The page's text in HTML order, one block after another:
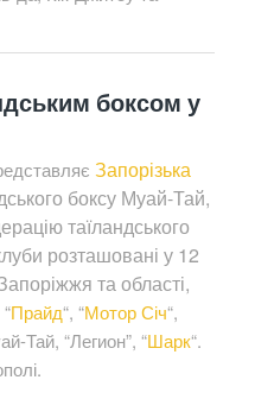
боксом у
Запорізька
боксу Муай-Тай,
таїландського
розташовані у 12
та області,
Прайд“, “Мотор Січ“,
Тай, “Легион”, “Шарк“.